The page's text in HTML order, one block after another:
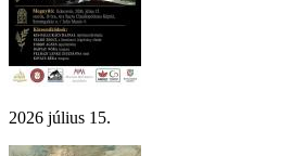
2026 július 15.